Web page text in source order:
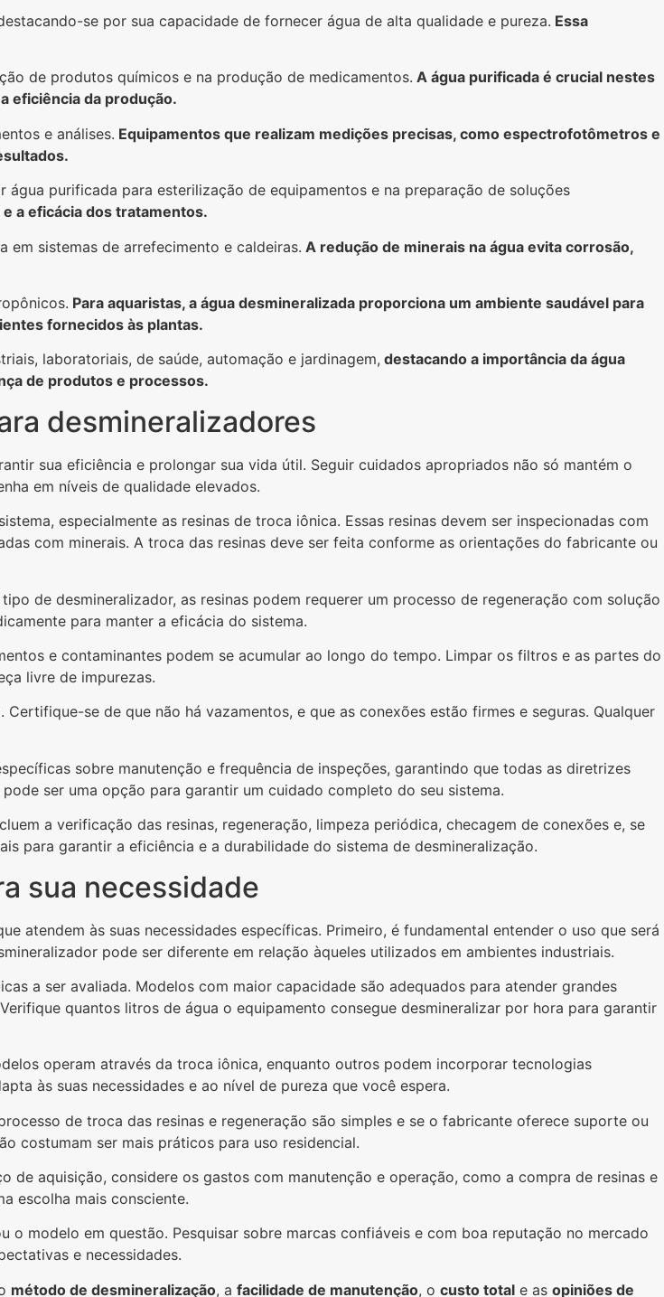
se por sua capacidade de fornecer água de alta qualidade e pureza. Essa
de produtos químicos e na produção de medicamentos. A água purificada é crucial nestes
eficiência da produção.
e análises. Equipamentos que realizam medições precisas, como espectrofotômetros e
purificada para esterilização de equipamentos e na preparação de soluções
a eficácia dos tratamentos.
em sistemas de arrefecimento e caldeiras. A redução de minerais na água evita corrosão,
Para aquaristas, a água desmineralizada proporciona um ambiente saudável para
fornecidos às plantas.
laboratoriais, de saúde, automação e jardinagem, destacando a importância da água
de produtos e processos.
desmineralizadores
sua eficiência e prolongar sua vida útil. Seguir cuidados apropriados não só mantém o
em níveis de qualidade elevados.
especialmente as resinas de troca iônica. Essas resinas devem ser inspecionadas com
com minerais. A troca das resinas deve ser feita conforme as orientações do fabricante ou
de desmineralizador, as resinas podem requerer um processo de regeneração com solução
para manter a eficácia do sistema.
e contaminantes podem se acumular ao longo do tempo. Limpar os filtros e as partes do
livre de impurezas.
se de que não há vazamentos, e que as conexões estão firmes e seguras. Qualquer
sobre manutenção e frequência de inspeções, garantindo que todas as diretrizes
ser uma opção para garantir um cuidado completo do seu sistema.
a verificação das resinas, regeneração, limpeza periódica, checagem de conexões e, se
para garantir a eficiência e a durabilidade do sistema de desmineralização.
sua necessidade
atendem às suas necessidades específicas. Primeiro, é fundamental entender o uso que será
pode ser diferente em relação àqueles utilizados em ambientes industriais.
a ser avaliada. Modelos com maior capacidade são adequados para atender grandes
quantos litros de água o equipamento consegue desmineralizar por hora para garantir
operam através da troca iônica, enquanto outros podem incorporar tecnologias
às suas necessidades e ao nível de pureza que você espera.
de troca das resinas e regeneração são simples e se o fabricante oferece suporte ou
costumam ser mais práticos para uso residencial.
aquisição, considere os gastos com manutenção e operação, como a compra de resinas e
escolha mais consciente.
modelo em questão. Pesquisar sobre marcas confiáveis e com boa reputação no mercado
e necessidades.
método de desmineralização, a facilidade de manutenção, o custo total e as opiniões de